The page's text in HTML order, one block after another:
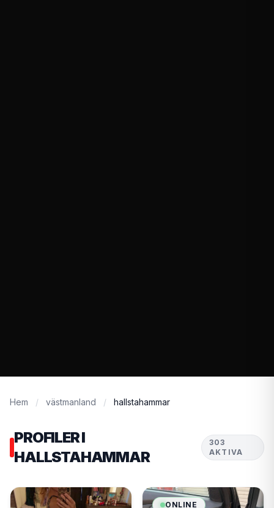
Hem / västmanland / hallstahammar
PROFILER I
HALLSTAHAMMAR
303
AKTIVA
ONLINE